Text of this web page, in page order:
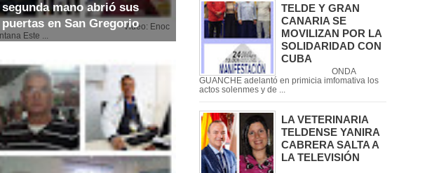
segunda mano abrió sus
puertas en San Gregorio
Enoc
Este ...
TELDE Y GRAN
CANARIA SE
MOVILIZAN POR LA
SOLIDARIDAD CON
CUBA
ONDA
GUANCHE adelantó en primicia imfomativa los
actos solenmes y de ...
LA VETERINARIA
TELDENSE YANIRA
CABRERA SALTA A
LA TELEVISIÓN